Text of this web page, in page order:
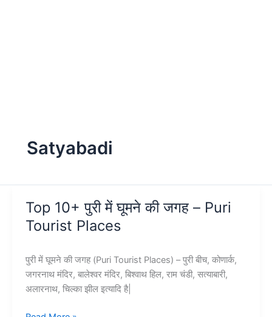
Satyabadi
Top 10+ पुरी में घूमने की जगह – Puri
Tourist Places
पुरी में घूमने की जगह (Puri Tourist Places) – पुरी बीच, कोणार्क,
जगरनाथ मंदिर, बालेश्वर मंदिर, बिश्वाथ हिल, राम चंडी, सत्याबारी,
अलारनाथ, चिल्का झील इत्यादि है|